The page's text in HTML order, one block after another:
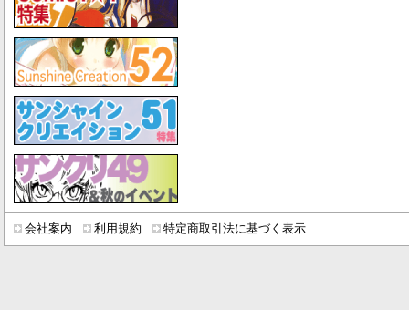
会社案内 利用規約 特定商取引法に基づく表示